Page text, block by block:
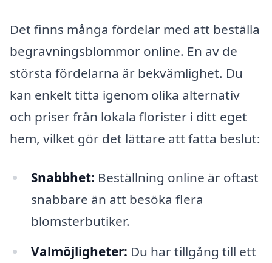
Det finns många fördelar med att beställa
begravningsblommor online. En av de
största fördelarna är bekvämlighet. Du
kan enkelt titta igenom olika alternativ
och priser från lokala florister i ditt eget
hem, vilket gör det lättare att fatta beslut:
Snabbhet: Beställning online är oftast
snabbare än att besöka flera
blomsterbutiker.
Valmöjligheter: Du har tillgång till ett